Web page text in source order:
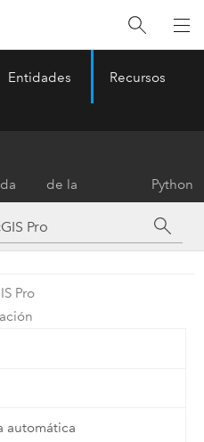
Entidades Recursos
de la
herramienta
Python
Pro
automática